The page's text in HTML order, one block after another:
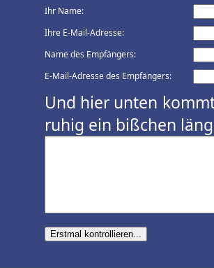
Ihr Name:
Ihre E-Mail-Adresse:
Name des Empfängers:
E-Mail-Adresse des Empfängers:
Und hier unten
ruhig ein bißchen